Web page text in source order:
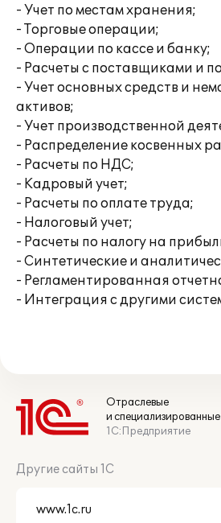
- Учет по местам хранения;
- Торговые операции;
- Операции по кассе и банку;
- Расчеты с поставщиками и
- Учет основных средств и
активов;
- Учет производственной
- Распределение косвенных
- Расчеты по НДС;
- Кадровый учет;
- Расчеты по оплате труда;
- Налоговый учет;
- Расчеты по налогу на
- Синтетические и
- Регламентированная
- Интеграция с другими
Отраслевые
и
1С:Предприятие
Другие сайты 1С